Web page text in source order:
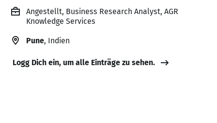
Angestellt, Business Research Analyst, AGR
Knowledge Services
Pune, Indien
Logg Dich ein, um alle Einträge zu sehen.